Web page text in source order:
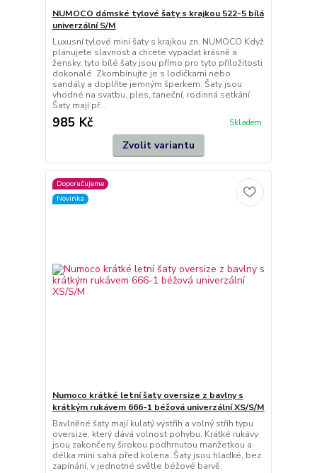
NUMOCO dámské tylové šaty s krajkou 522-5 bílá
univerzální S/M
Luxusní tylové mini šaty s krajkou zn. NUMOCO Když
plánujete slavnost a chcete vypadat krásně a
žensky, tyto bílé šaty jsou přímo pro tyto příložitosti
dokonalé. Zkombinujte je s lodičkami nebo
sandály a doplňte jemným šperkem. Šaty jsou
vhodné na svatbu, ples, taneční, rodinná setkání.
Šaty mají př...
985 Kč Skladem
Zvolit variantu
Doporučujeme
Novinka
Numoco krátké letní šaty oversize z bavlny s
krátkým rukávem 666-1 béžová univerzální XS/S/M
Bavlněné šaty mají kulatý výstřih a volný střih typu
oversize, který dává volnost pohybu. Krátké rukávy
jsou zakončeny širokou podhrnutou manžetkou a
délka mini sahá před kolena. Šaty jsou hladké, bez
zapínání, v jednotné světle béžové barvě.